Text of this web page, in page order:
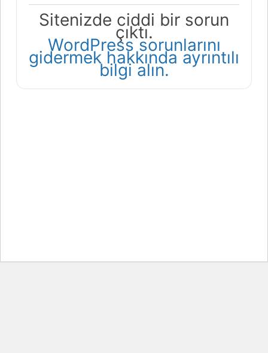
Sitenizde ciddi bir sorun
çıktı.
WordPress sorunlarını
gidermek hakkında ayrıntılı
bilgi alın.